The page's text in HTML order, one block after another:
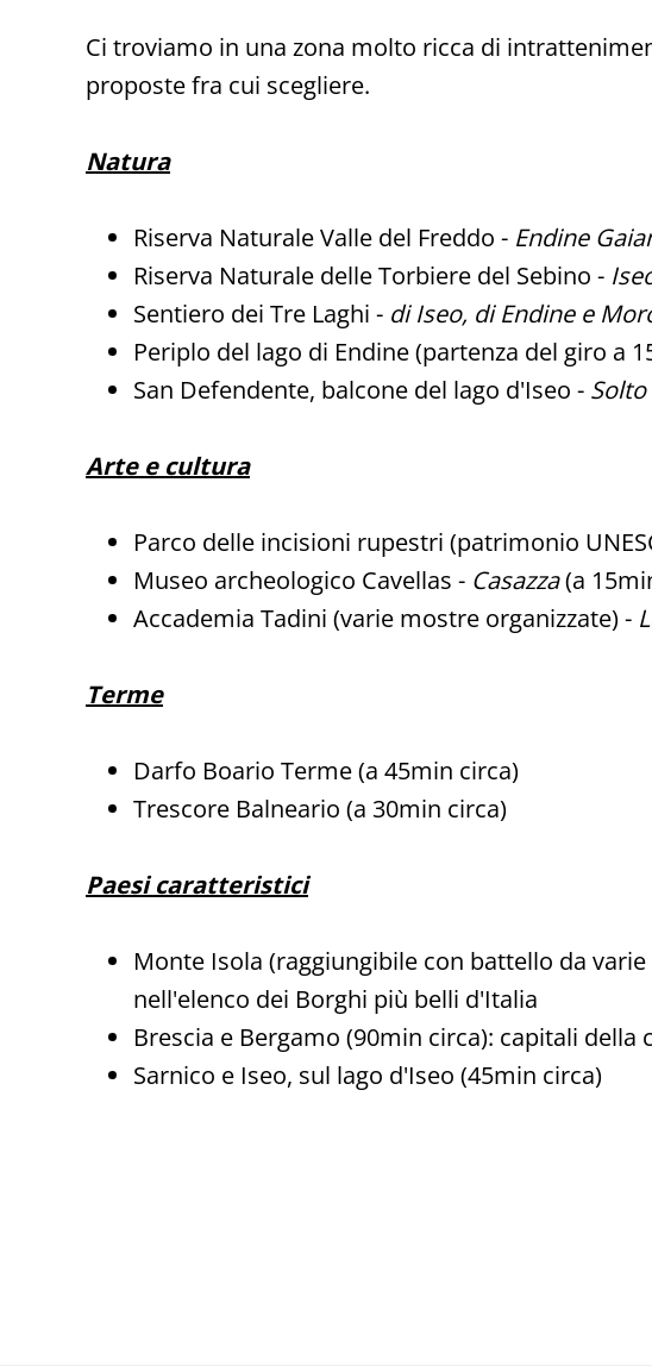
Ci troviamo in una zona molto ricca di
proposte fra cui scegliere.
Natura
Riserva Naturale Valle del Freddo - Endine
Riserva Naturale delle Torbiere del Sebino -
Sentiero dei Tre Laghi - di Iseo, di Endine e
Periplo del lago di Endine (partenza del giro a
San Defendente, balcone del lago d'Iseo -
Arte e cultura
Parco delle incisioni rupestri (patrimonio
Museo archeologico Cavellas - Casazza(a
Accademia Tadini (varie mostre organizzate) -
Terme
Darfo Boario Terme (a 45min circa)
Trescore Balneario (a 30min circa)
Paesi caratteristici
Monte Isola (raggiungibile con battello da
nell'elenco dei Borghi più belli d'Italia
Brescia e Bergamo (90min circa): capitali della
Sarnico e Iseo, sul lago d'Iseo (45min circa)